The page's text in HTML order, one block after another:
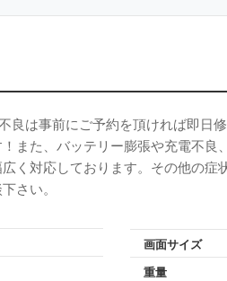
は事前にご予約を頂ければ即日
また、バッテリー膨張や充電不
く対応しております。その他の
さい。
画面サイズ
重量